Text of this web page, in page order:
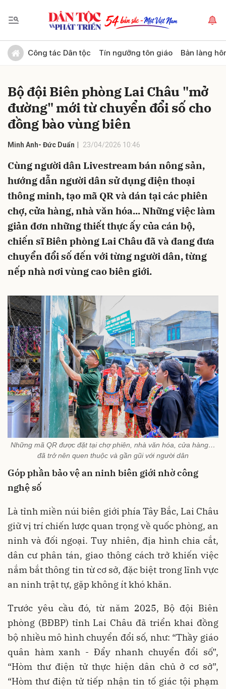
Công tác Dân tộc Tín ngưỡng tôn giáo Bản làng
Bộ đội Biên phòng Lai Châu "mở
đường" mới từ chuyển đổi số cho
đồng bào vùng biên
Minh Anh- Đức Duẩn 23/04/2026 10:46
Cùng người dân Livestream bán nông sản,
hướng dẫn người dân sử dụng điện thoại
thông minh, tạo mã QR và dán tại các phiên
chợ, cửa hàng, nhà văn hóa... Những việc làm
giản đơn những thiết thực ấy của cán bộ,
chiến sĩ Biên phòng Lai Châu đã và đang đưa
chuyển đổi số đến với từng người dân, từng
nếp nhà nơi vùng cao biên giới.
Những mã QR được đặt tại chợ phiên, nhà văn hóa, cửa hàng…
đã trở nên quen thuộc và gần gũi với người dân
Góp phần bảo vệ an ninh biên giới nhờ công
nghệ số
Là tỉnh miền núi biên giới phía Tây Bắc, Lai Châu
giữ vị trí chiến lược quan trọng về quốc phòng, an
ninh và đối ngoại. Tuy nhiên, địa hình chia cắt,
dân cư phân tán, giao thông cách trở khiến việc
nắm bắt thông tin từ cơ sở, đặc biệt trong lĩnh vực
an ninh trật tự, gặp không ít khó khăn.
Trước yêu cầu đó, từ năm 2025, Bộ đội Biên
phòng (BĐBP) tỉnh Lai Châu đã triển khai đồng
bộ nhiều mô hình chuyển đổi số, như: “Thầy giáo
quân hàm xanh - Đẩy nhanh chuyển đổi số”,
“Hòm thư điện tử thực hiện dân chủ ở cơ sở”,
“Hòm thư điện tử tiếp nhận tin tố giác tội phạm
Gửi bình luận